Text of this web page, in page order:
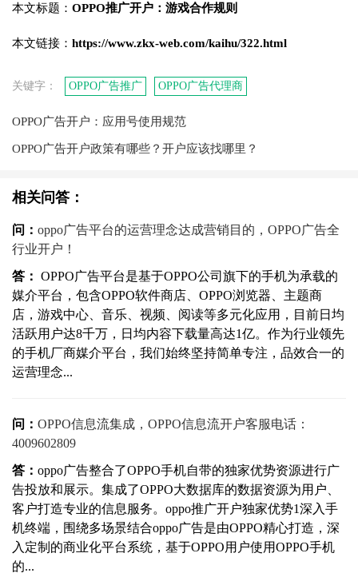
本文标题： OPPO推广开户：游戏合作规则
本文链接： https://www.zkx-web.com/kaihu/322.html
关键字： OPPO广告推广 OPPO广告代理商
OPPO广告开户：应用号使用规范
OPPO广告开户政策有哪些？开户应该找哪里？
相关问答：
问： oppo广告平台的运营理念达成营销目的，OPPO广告全
行业开户！
答： OPPO广告平台是基于OPPO公司旗下的手机为承载的
媒介平台，包含OPPO软件商店、OPPO浏览器、主题商
店，游戏中心、音乐、视频、阅读等多元化应用，目前日均
活跃用户达8千万，日均内容下载量高达1亿。作为行业领先
的手机厂商媒介平台，我们始终坚持简单专注，品效合一的
运营理念...
问： OPPO信息流集成，OPPO信息流开户客服电话：
4009602809
答： oppo广告整合了OPPO手机自带的独家优势资源进行广
告投放和展示。集成了OPPO大数据库的数据资源为用户、
客户打造专业的信息服务。oppo推广开户独家优势1深入手
机终端，围绕多场景结合oppo广告是由OPPO精心打造，深
入定制的商业化平台系统，基于OPPO用户使用OPPO手机
的...